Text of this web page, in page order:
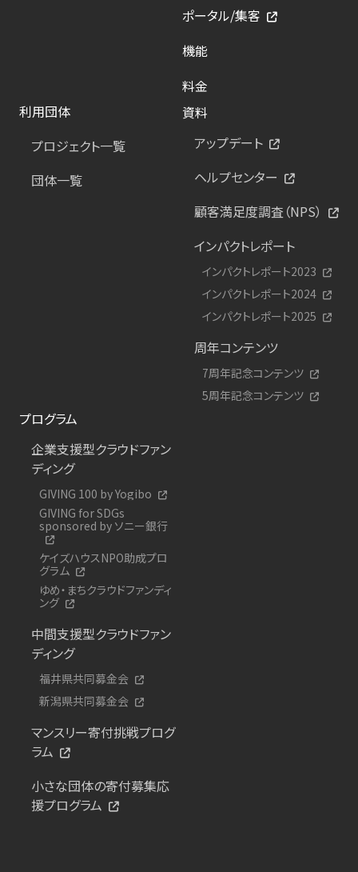
ポータル/集客
機能
料金
利用団体
プロジェクト一覧
団体一覧
資料
アップデート
ヘルプセンター
顧客満足度調査（NPS）
インパクトレポート
インパクトレポート2023
インパクトレポート2024
インパクトレポート2025
周年コンテンツ
7周年記念コンテンツ
5周年記念コンテンツ
プログラム
企業支援型クラウドファン
ディング
GIVING 100 by Yogibo
GIVING for SDGs
sponsored by ソニー銀行
ケイズハウスNPO助成プロ
グラム
ゆめ・まちクラウドファンディ
ング
中間支援型クラウドファン
ディング
福井県共同募金会
新潟県共同募金会
マンスリー寄付挑戦プログ
ラム
小さな団体の寄付募集応
援プログラム